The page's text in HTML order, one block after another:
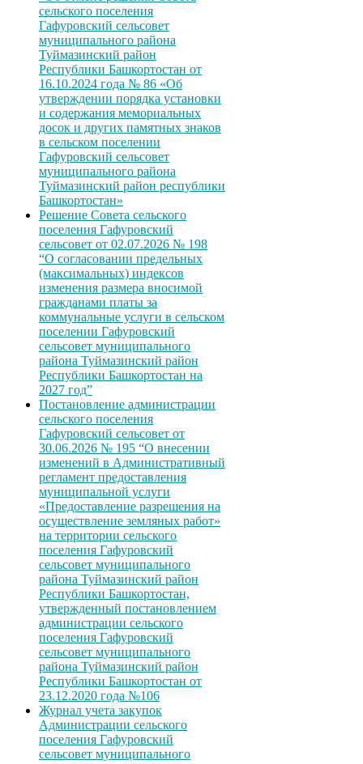
сельского поселения
Гафуровский сельсовет
муниципального района
Туймазинский район
Республики Башкортостан от
16.10.2024 года № 86 «Об
утверждении порядка установки
и содержания мемориальных
досок и других памятных знаков
в сельском поселении
Гафуровский сельсовет
муниципального района
Туймазинский район республики
Башкортостан»
Решение Совета сельского
поселения Гафуровский
сельсовет от 02.07.2026 № 198
“О согласовании предельных
(максимальных) индексов
изменения размера вносимой
гражданами платы за
коммунальные услуги в сельском
поселении Гафуровский
сельсовет муниципального
района Туймазинский район
Республики Башкортостан на
2027 год”
Постановление администрации
сельского поселения
Гафуровский сельсовет от
30.06.2026 № 195 “О внесении
изменений в Административный
регламент предоставления
муниципальной услуги
«Предоставление разрешения на
осуществление земляных работ»
на территории сельского
поселения Гафуровский
сельсовет муниципального
района Туймазинский район
Республики Башкортостан,
утвержденный постановлением
администрации сельского
поселения Гафуровский
сельсовет муниципального
района Туймазинский район
Республики Башкортостан от
23.12.2020 года №106
Журнал учета закупок
Администрации сельского
поселения Гафуровский
сельсовет муниципального